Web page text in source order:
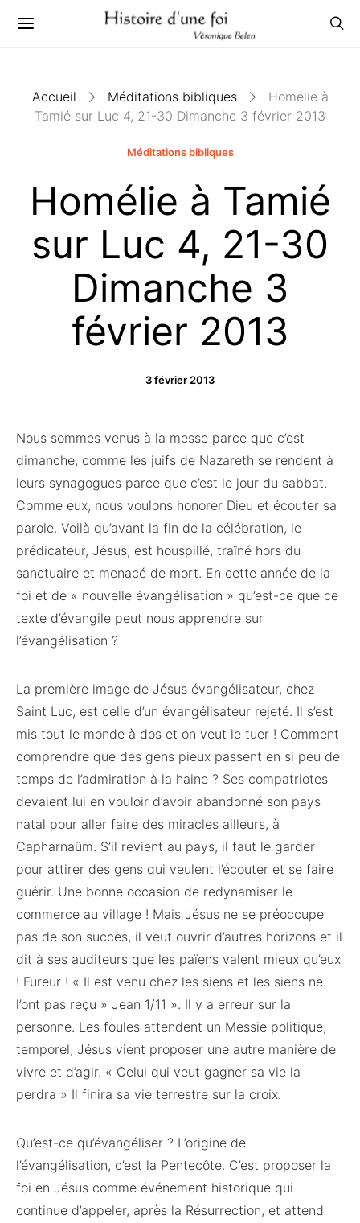
Accueil Méditations bibliques
Homélie à
Tamié sur Luc 4, 21-30 Dimanche 3 février 2013
Méditations bibliques
Homélie à Tamié
sur Luc 4, 21-30
Dimanche 3
février 2013
3 février 2013
Nous sommes venus à la messe parce que c’est
dimanche, comme les juifs de Nazareth se rendent à
leurs synagogues parce que c’est le jour du sabbat.
Comme eux, nous voulons honorer Dieu et écouter sa
parole. Voilà qu’avant la fin de la célébration, le
prédicateur, Jésus, est houspillé, traîné hors du
sanctuaire et menacé de mort. En cette année de la
foi et de « nouvelle évangélisation » qu’est-ce que ce
texte d’évangile peut nous apprendre sur
l’évangélisation ?
La première image de Jésus évangélisateur, chez
Saint Luc, est celle d’un évangélisateur rejeté. Il s’est
mis tout le monde à dos et on veut le tuer ! Comment
comprendre que des gens pieux passent en si peu de
temps de l’admiration à la haine ? Ses compatriotes
devaient lui en vouloir d’avoir abandonné son pays
natal pour aller faire des miracles ailleurs, à
Capharnaüm. S’il revient au pays, il faut le garder
pour attirer des gens qui veulent l’écouter et se faire
guérir. Une bonne occasion de redynamiser le
commerce au village ! Mais Jésus ne se préoccupe
pas de son succès, il veut ouvrir d’autres horizons et il
dit à ses auditeurs que les païens valent mieux qu’eux
! Fureur ! « Il est venu chez les siens et les siens ne
l’ont pas reçu » Jean 1/11 ». Il y a erreur sur la
personne. Les foules attendent un Messie politique,
temporel, Jésus vient proposer une autre manière de
vivre et d’agir. « Celui qui veut gagner sa vie la
perdra » Il finira sa vie terrestre sur la croix.
Qu’est-ce qu’évangéliser ? L’origine de
l’évangélisation, c’est la Pentecôte. C’est proposer la
foi en Jésus comme événement historique qui
continue d’appeler, après la Résurrection, et attend